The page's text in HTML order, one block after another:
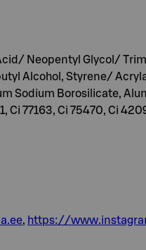
Neopentyl Glycol/
Alcohol, Styrene/
Sodium Borosilicate,
Ci 77163, Ci 75470, Ci
, https://